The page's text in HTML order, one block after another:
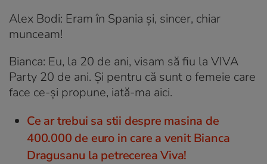
Alex Bodi: Eram în Spania și, sincer, chiar
munceam!
Bianca: Eu, la 20 de ani, visam să fiu la VIVA
Party 20 de ani. Și pentru că sunt o femeie care
face ce-și propune, iată-ma aici.
Ce ar trebui sa stii despre masina de
400.000 de euro in care a venit Bianca
Dragusanu la petrecerea Viva!